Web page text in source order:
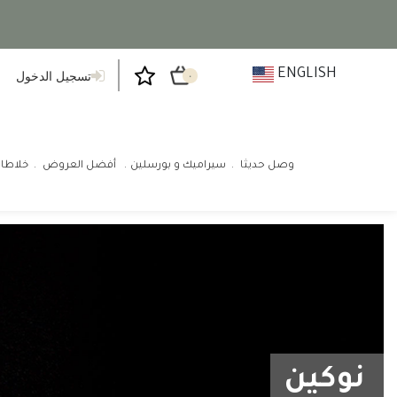
تسجيل الدخول ٠ ENGLISH
وصل حديثا سيراميك و بورسلين أفضل العروض
نوكين